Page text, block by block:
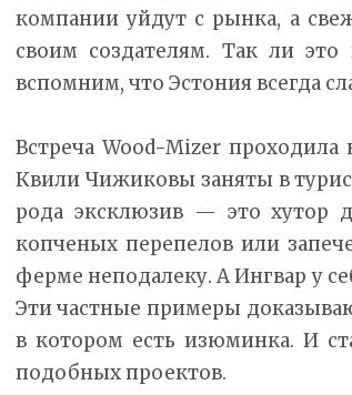
компании уйдут с рынка, а
своим создателям. Так ли
вспомним, что Эстония всегда
Встреча Wood-Mizer
Квили Чижиковы заняты в
рода эксклюзив — это хутор
копченых перепелов или
ферме неподалеку. А Ингвар у
Эти частные примеры
в котором есть изюминка. И
подобных проектов.